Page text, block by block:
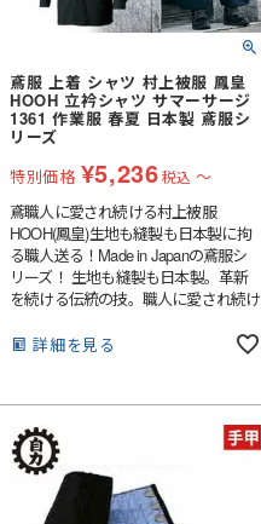
鳶服 上着 シャツ 村上被服 鳳皇
HOOH 立衿シャツ サマーサージ
1361 作業服 春夏 日本製 鳶服シ
リーズ
特別価格 ¥5,236税込 〜
鳶職人に愛され続ける村上被服
HOOH(鳳皇)生地も縫製も日本製に拘
る職人送る！Made in Japanの鳶服シ
リーズ！ 生地も縫製も日本製。革新
を続ける伝統の技。職人に愛され続け
用で安心の品質。作業服のイメージを
詳細を見る